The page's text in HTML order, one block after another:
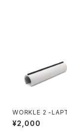
WORKLE 2 -
P STAND-
¥2,000